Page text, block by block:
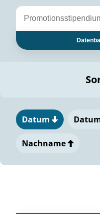
Datum
Nachname